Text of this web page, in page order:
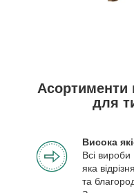
Асортименти
для
Висока
Всі вироби
яка
та